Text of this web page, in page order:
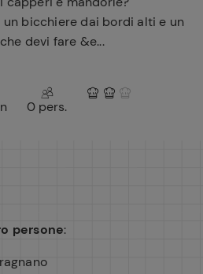
un bicchiere dai bordi alti e un
devi fare &e...
0 pers.
persone: